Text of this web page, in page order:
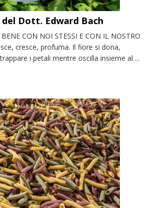
Dott. Edward Bach
CON NOI STESSI E CON IL NOSTRO
cresce, profuma. Il fiore si dona,
i petali mentre oscilla insieme al ...